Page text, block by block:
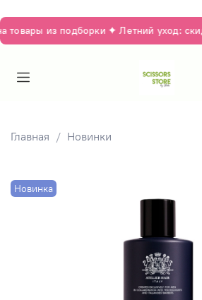
из подборки ✦ Летний уход:
Главная Новинки
Новинка